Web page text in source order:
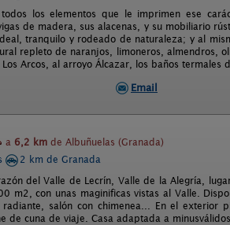
los elementos que le imprimen ese
de madera, sus alacenas, y su mobiliario
tranquilo y rodeado de naturaleza; y al
repleto de naranjos, limoneros, almendros,
Arcos, al arroyo Álcazar, los baños termales
Email
a 6,2 km de Albuñuelas (Granada)
2 km de Granada
del Valle de Lecrín, Valle de la Alegría,
m2, con unas maginificas vistas al Valle.
salón con chimenea... En el exterior
de cuna de viaje. Casa adaptada a